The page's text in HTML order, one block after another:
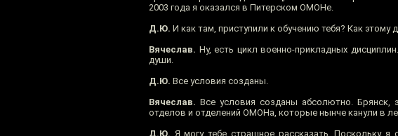
2003 года я оказался в Питерском ОМОНе.
Д.Ю. И как там, приступили к обучению тебя? Как этому
Вячеслав. Ну, есть цикл военно-прикладных
души.
Д.Ю. Все условия созданы.
Вячеслав. Все условия созданы абсолютно. Брянск,
отделов и отделений ОМОНа, которые нынче канули в
Д.Ю. Я могу тебе страшное рассказать. Поскольку